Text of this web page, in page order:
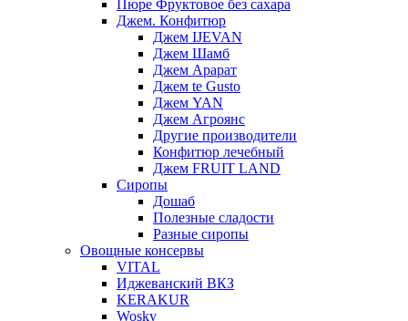
Пюре Фруктовое без сахара
Джем. Конфитюр
Джем IJEVAN
Джем Шамб
Джем Арарат
Джем te Gusto
Джем YAN
Джем Агроянс
Другие производители
Конфитюр лечебный
Джем FRUIT LAND
Сиропы
Дошаб
Полезные сладости
Разные сиропы
Овощные консервы
VITAL
Иджеванский ВКЗ
KERAKUR
Wosky